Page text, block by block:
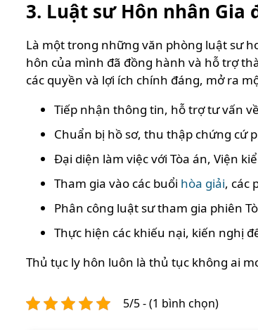
3. Luật sư Hôn nhân
Là một trong những văn phòng luật sư
hôn của mình đã đồng hành và hỗ trợ
các quyền và lợi ích chính đáng, mở ra
Tiếp nhận thông tin, hỗ trợ tư vấn
Chuẩn bị hồ sơ, thu thập chứng cứ
Đại diện làm việc với Tòa án, Viện
Tham gia vào các buổi hòa giải, các
Phân công luật sư tham gia phiên
Thực hiện các khiếu nại, kiến nghị
Thủ tục ly hôn luôn là thủ tục không ai
5/5 - (1 bình chọn)